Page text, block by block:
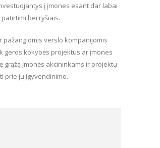
į įmones esant dar labai
bei ryšiais.
pažangiomis verslo kompanijomis
geros kokybės projektus ar įmones
įmonės akcininkams ir projektų
prie jų įgyvendinimo.